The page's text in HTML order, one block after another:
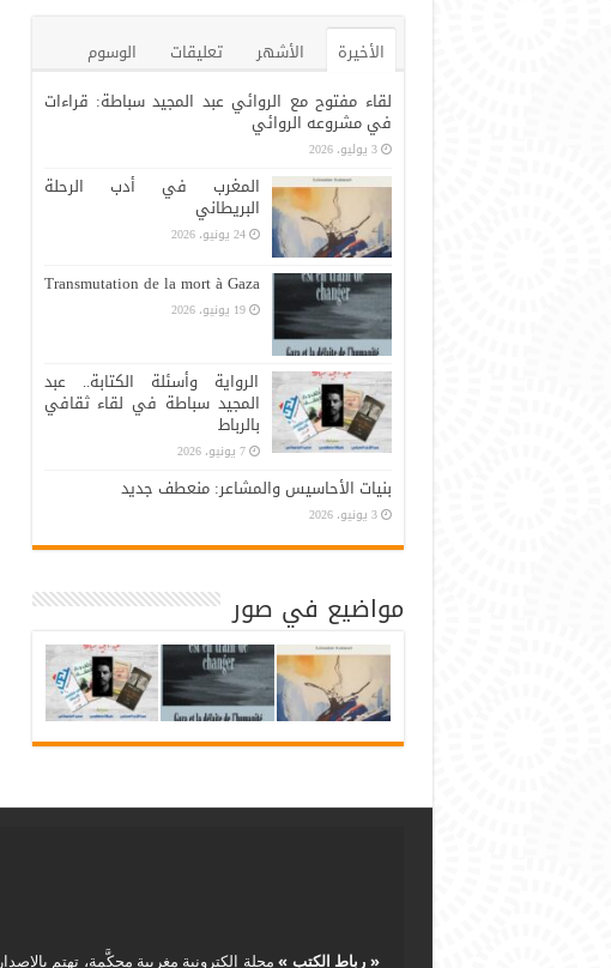
الأخيرة الأشهر تعليقات
الوسوم
لقاء مفتوح مع الروائي عبد المجيد سباطة: قراءات
في مشروعه الروائي
3 يوليو، 2026
المغرب في أدب الرحلة
البريطاني
24 يونيو، 2026
Transmutation de la mort à Gaza
19 يونيو، 2026
الرواية وأسئلة الكتابة.. عبد
المجيد سباطة في لقاء ثقافي
بالرباط
7 يونيو، 2026
بنيات الأحاسيس والمشاعر: منعطف جديد
3 يونيو، 2026
مواضيع في صور
« رباط الكتب »مجلة إلكترونية مغربية محكَّمة، تهتم